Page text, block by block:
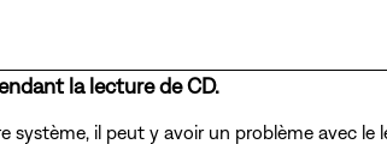
la lecture de CD.
système, il peut y avoir un problème avec le